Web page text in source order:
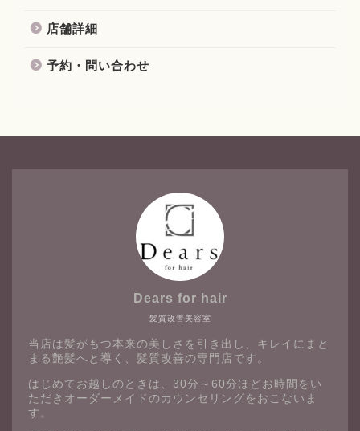
店舗詳細
予約・問い合わせ
髪質改善美容室
Dears for hair
当店は髪がもつ本来の美しさを引き出し、キレイにまと
まる艶髪へと導く、髪質改善の専門店です。
はじめてお越しのときは、30分～60分ほどお時間をい
ただきオーダーメイドのカウンセリングをおこないま
す。